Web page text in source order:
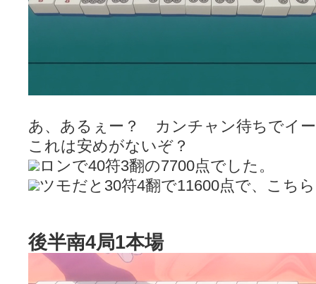
あ、あるぇー？ カンチャン待ちでイ
これは安めがないぞ？
ロンで40符3翻の7700点でした。
ツモだと30符4翻で11600点で、こち
後半南4局1本場